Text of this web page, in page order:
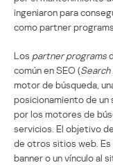
ingeniaron para
como partner
Los partner programs
común en SEO (
motor de búsqueda,
posicionamiento de
por los motores de
servicios. El objetivo
de otros sitios web. Es
banner o un vínculo al